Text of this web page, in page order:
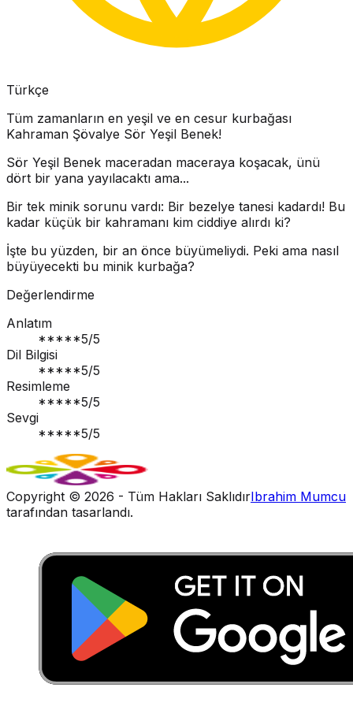
Türkçe
Tüm zamanların en yeşil ve en cesur kurbağası
Kahraman Şövalye Sör Yeşil Benek!
Sör Yeşil Benek maceradan maceraya koşacak, ünü
dört bir yana yayılacaktı ama...
Bir tek minik sorunu vardı: Bir bezelye tanesi kadardı! Bu
kadar küçük bir kahramanı kim ciddiye alırdı ki?
İşte bu yüzden, bir an önce büyümeliydi. Peki ama nasıl
büyüyecekti bu minik kurbağa?
Değerlendirme
Anlatım
*****5/5
Dil Bilgisi
*****5/5
Resimleme
*****5/5
Sevgi
*****5/5
Copyright © 2026 - Tüm Hakları SaklıdırIbrahim Mumcu
tarafından tasarlandı.